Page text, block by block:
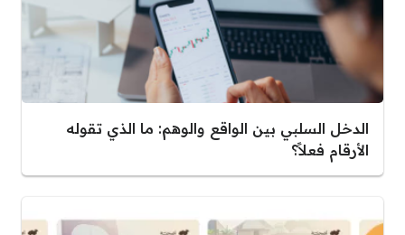
الدخل السلبي بين الواقع والوهم: ما الذي تقوله
الأرقام فعلاً؟